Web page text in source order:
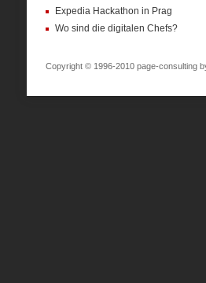
Expedia Hackathon in Prag
Wo sind die digitalen Chefs?
Copyright © 1996-2010 page-consulting